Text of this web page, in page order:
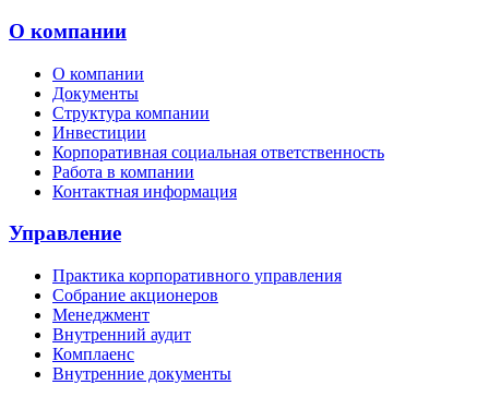
О компании
О компании
Документы
Структура компании
Инвестиции
Корпоративная социальная ответственность
Работа в компании
Контактная информация
Управление
Практика корпоративного управления
Собрание акционеров
Менеджмент
Внутренний аудит
Комплаенс
Внутренние документы